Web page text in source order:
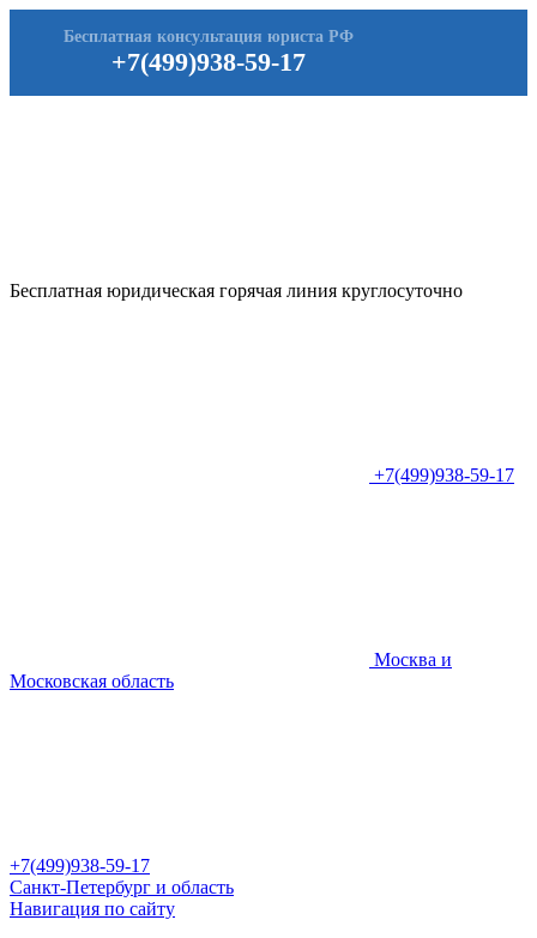
+7(499)938-59-17
Бесплатная консультация юриста РФ
Бесплатная юридическая горячая линия круглосуточно
+7(499)938-59-17
Москва и
Московская область
+7(499)938-59-17
Санкт-Петербург и область
Навигация по сайту